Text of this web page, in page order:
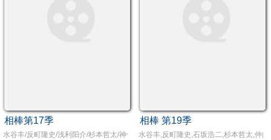
相棒第17季
水谷丰/反町隆史/浅利阳介/杉本哲太/神保悟志 /石坂浩二/片桐龙次/铃木杏树/川原和
相棒 第19季
水谷丰,反町隆史,石坂浩二,杉本哲太,仲